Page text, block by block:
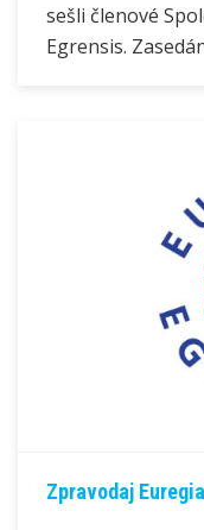
sešli členové
Egrensis.
Zpravodaj